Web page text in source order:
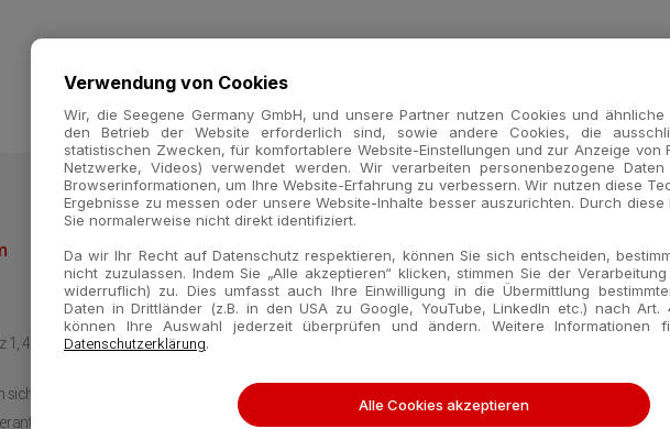
Kontakt
40225 Düsseldorf, Germany
an unterschiedliche Zielgruppen und können Produktdaten oder -informationen enthalten, die für
sind, die in Ihrem Land gültigen Rechtsverfahren oder -verordnungen widersprechen bzw.
Verwendung von Cookies
Wir, die Seegene Germany GmbH, und unsere Partner nutzen Cookies und
den Betrieb der Website erforderlich sind, sowie andere Cookies, die
statistischen Zwecken, für komfortablere Website-Einstellungen und zur Anzeige von
Netzwerke, Videos) verwendet werden. Wir verarbeiten personenbezogene
Browserinformationen, um Ihre Website-Erfahrung zu verbessern. Wir nutzen diese
Ergebnisse zu messen oder unsere Website-Inhalte besser auszurichten. Durch
Sie normalerweise nicht direkt identifiziert.
Da wir Ihr Recht auf Datenschutz respektieren, können Sie sich entscheiden,
nicht zuzulassen. Indem Sie „Alle akzeptieren“ klicken, stimmen Sie der
widerruflich) zu. Dies umfasst auch Ihre Einwilligung in die Übermittlung
Daten in Drittländer (z.B. in den USA zu Google, YouTube, LinkedIn etc.) nach Art.
können Ihre Auswahl jederzeit überprüfen und ändern. Weitere Informationen
Datenschutzerklärung.
Alle Cookies akzeptieren